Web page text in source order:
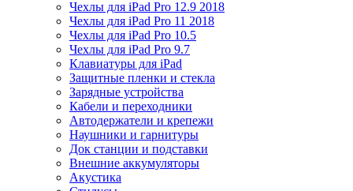
Чехлы для iPad Pro 12.9 2018
Чехлы для iPad Pro 11 2018
Чехлы для iPad Pro 10.5
Чехлы для iPad Pro 9.7
Клавиатуры для iPad
Защитные пленки и стекла
Зарядные устройства
Кабели и переходники
Автодержатели и крепежи
Наушники и гарнитуры
Док станции и подставки
Внешние аккумуляторы
Акустика